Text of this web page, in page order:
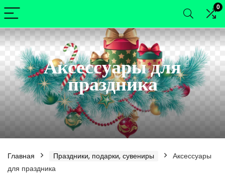
0
Аксессуары для
праздника
Главная Праздники, подарки, сувениры
Аксессуары
для праздника